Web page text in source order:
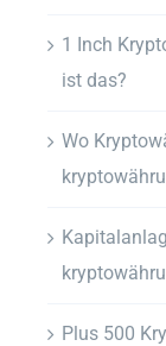
1 Inch
ist das?
Wo
Plus 500